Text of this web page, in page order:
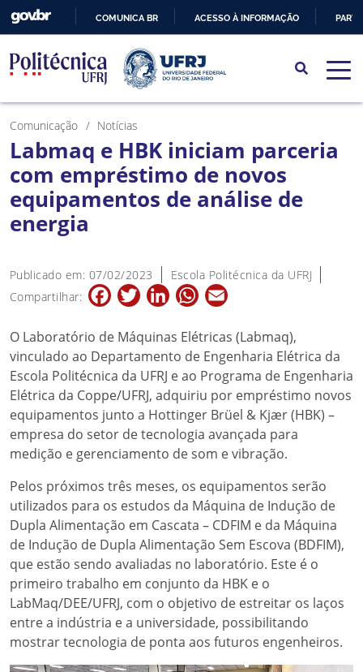
PARA
O
CONTEÚDO
COMUNICA BR ACESSO À INFORMAÇÃO
Comunicação Notícias
Labmaq e HBK iniciam parceria
com empréstimo de novos
equipamentos de análise de
energia
Publicado em: 07/02/2023
Escola Politécnica da UFRJ
Compartilhar:
FacebookTwitterLinkedInWhatsApp
O Laboratório de Máquinas Elétricas (Labmaq),
vinculado ao Departamento de Engenharia Elétrica da
Escola Politécnica da UFRJ e ao Programa de Engenharia
Elétrica da Coppe/UFRJ, adquiriu por empréstimo novos
equipamentos junto a Hottinger Brüel & Kjær (HBK) –
empresa do setor de tecnologia avançada para
medição e gerenciamento de som e vibração.
Pelos próximos três meses, os equipamentos serão
utilizados para os estudos da Máquina de Indução de
Dupla Alimentação em Cascata – CDFIM e da Máquina
de Indução de Dupla Alimentação Sem Escova (BDFIM),
que estão sendo avaliadas no laboratório. Este é o
primeiro trabalho em conjunto da HBK e o
LabMaq/DEE/UFRJ, com o objetivo de estreitar os laços
entre a indústria e a universidade, possibilitando
mostrar tecnologia de ponta aos futuros engenheiros.